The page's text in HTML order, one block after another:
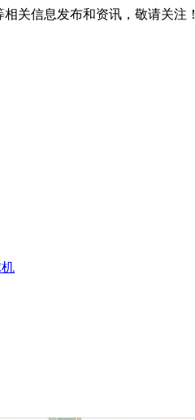
关信息发布和资讯，敬请关注！